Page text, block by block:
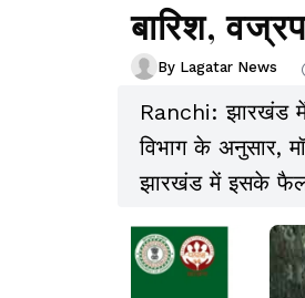
बारिश,
By Lagatar News
Ranchi: झारखंड में
विभाग के अनुसार,
झारखंड में इसके
हल्की से मध्यम